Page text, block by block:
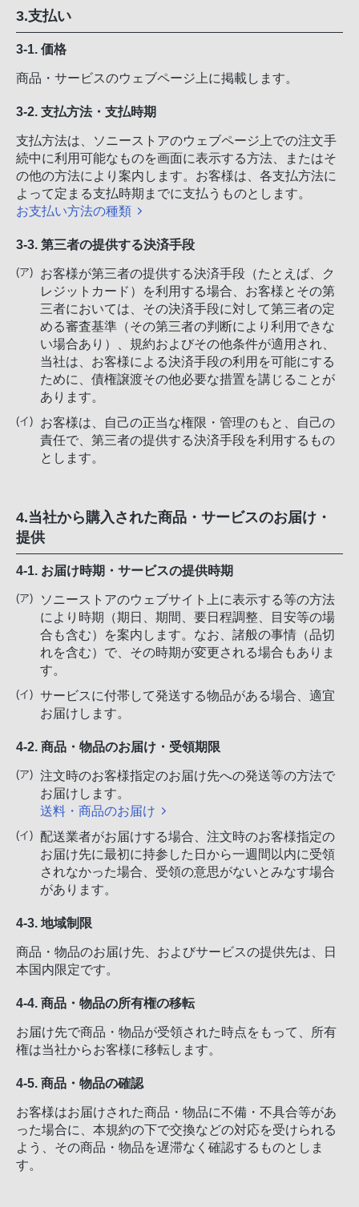
3.支払い
3-1. 価格
商品・サービスのウェブページ上に掲載します。
3-2. 支払方法・支払時期
支払方法は、ソニーストアのウェブページ上での注文手
続中に利用可能なものを画面に表示する方法、またはそ
の他の方法により案内します。お客様は、各支払方法に
よって定まる支払時期までに支払うものとします。
お支払い方法の種類
3-3. 第三者の提供する決済手段
お客様が第三者の提供する決済手段（たとえば、ク
レジットカード）を利用する場合、お客様とその第
三者においては、その決済手段に対して第三者の定
める審査基準（その第三者の判断により利用できな
い場合あり）、規約およびその他条件が適用され、
当社は、お客様による決済手段の利用を可能にする
ために、債権譲渡その他必要な措置を講じることが
あります。
お客様は、自己の正当な権限・管理のもと、自己の
責任で、第三者の提供する決済手段を利用するもの
とします。
4.当社から購入された商品・サービスのお届け・
提供
4-1. お届け時期・サービスの提供時期
ソニーストアのウェブサイト上に表示する等の方法
により時期（期日、期間、要日程調整、目安等の場
合も含む）を案内します。なお、諸般の事情（品切
れを含む）で、その時期が変更される場合もありま
す。
サービスに付帯して発送する物品がある場合、適宜
お届けします。
4-2. 商品・物品のお届け・受領期限
注文時のお客様指定のお届け先への発送等の方法で
お届けします。
送料・商品のお届け
配送業者がお届けする場合、注文時のお客様指定の
お届け先に最初に持参した日から一週間以内に受領
されなかった場合、受領の意思がないとみなす場合
があります。
4-3. 地域制限
商品・物品のお届け先、およびサービスの提供先は、日
本国内限定です。
4-4. 商品・物品の所有権の移転
お届け先で商品・物品が受領された時点をもって、所有
権は当社からお客様に移転します。
4-5. 商品・物品の確認
お客様はお届けされた商品・物品に不備・不具合等があ
った場合に、本規約の下で交換などの対応を受けられる
よう、その商品・物品を遅滞なく確認するものとしま
す。